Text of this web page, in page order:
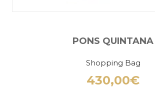
PONS QUINTANA
Shopping Bag
430,00€